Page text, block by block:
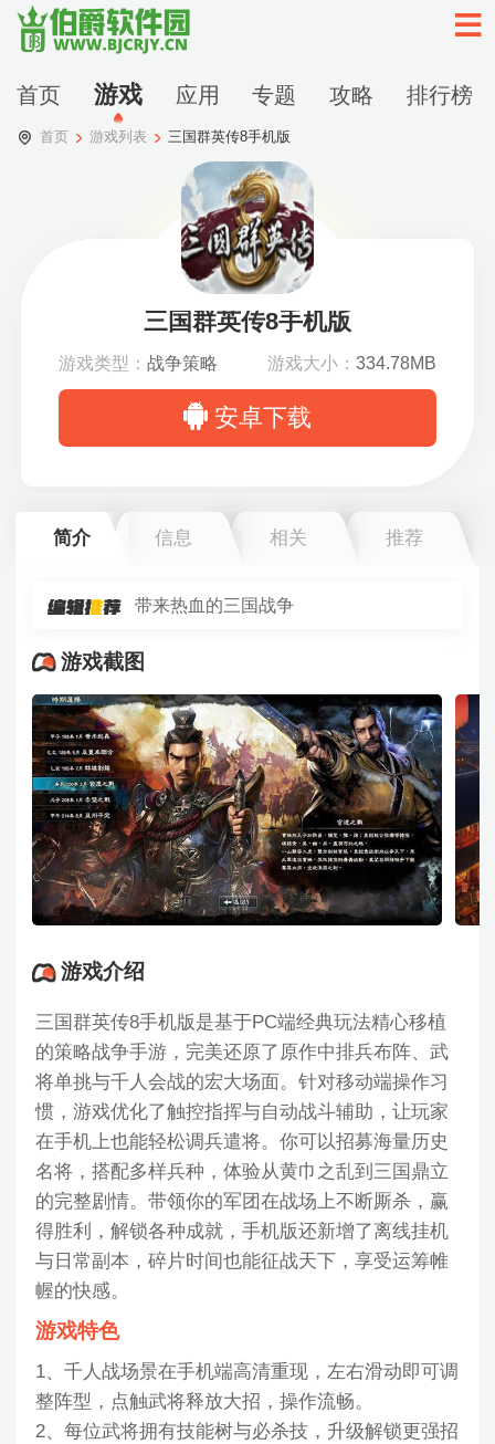
首页 游戏 应用 专题 攻略 排行榜
首页 游戏列表 三国群英传8手机版
三国群英传8手机版
游戏类型： 战争策略 游戏大小：334.78MB
安卓下载
简介 信息 相关 推荐
带来热血的三国战争
游戏截图
游戏介绍
三国群英传8手机版是基于PC端经典玩法精心移植
的策略战争手游，完美还原了原作中排兵布阵、武
将单挑与千人会战的宏大场面。针对移动端操作习
惯，游戏优化了触控指挥与自动战斗辅助，让玩家
在手机上也能轻松调兵遣将。你可以招募海量历史
名将，搭配多样兵种，体验从黄巾之乱到三国鼎立
的完整剧情。带领你的军团在战场上不断厮杀，赢
得胜利，解锁各种成就，手机版还新增了离线挂机
与日常副本，碎片时间也能征战天下，享受运筹帷
幄的快感。
游戏特色
1、千人战场景在手机端高清重现，左右滑动即可调
整阵型，点触武将释放大招，操作流畅。
2、每位武将拥有技能树与必杀技，升级解锁更强招